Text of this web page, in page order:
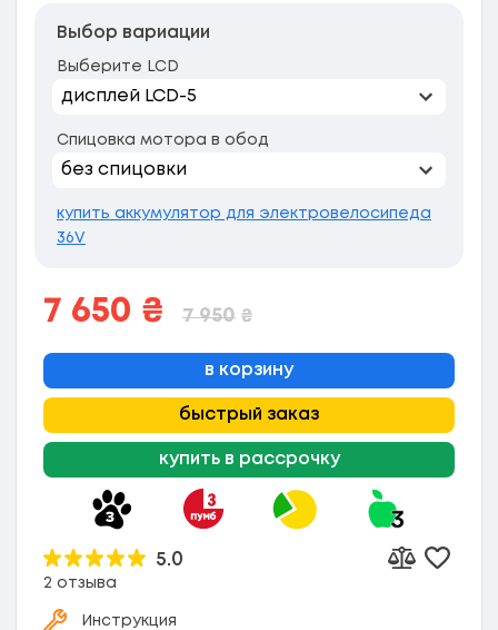
Выбор вариации
Выберите LCD
Спицовка мотора в обод
купить аккумулятор для электровелосипеда
36V
7 650 ₴ 7 950 ₴
в корзину
быстрый заказ
купить в рассрочку
5.0
2 отзыва
Добавить
Инструкция